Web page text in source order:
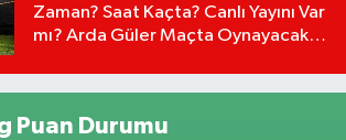
Zaman? Saat Kaçta? Canlı Yayını Var
mı? Arda Güler Maçta Oynayacak
Puan Durumu